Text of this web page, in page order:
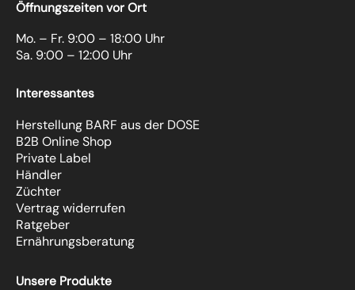
Öffnungszeiten vor Ort
Mo. – Fr. 9:00 – 18:00 Uhr
Sa. 9:00 – 12:00 Uhr
Interessantes
Herstellung BARF aus der DOSE
B2B Online Shop
Private Label
Händler
Züchter
Vertrag widerrufen
Ratgeber
Ernährungsberatung
Unsere Produkte